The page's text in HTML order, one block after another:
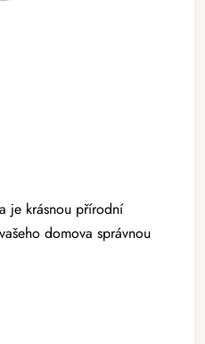
je krásnou přírodní
domova správnou